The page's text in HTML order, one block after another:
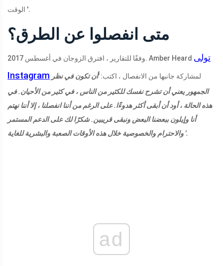
الوقت '.
متى انفصلوا عن الطرق؟
وفقًا للتقارير ، افترق الزوجان في أغسطس 2017. Amber Heard تولى
Instagram
لمشاركة جانبها من الانفصال ، اكتب:'أن تكون في نظر
الجمهور يعني أن تشرح نفسك للكثير من الناس ، في كثير من الأحيان. في
هذه الحالة ، أود أن أبقى أكثر هدوءًا. على الرغم من أننا انفصلنا ، إلا أننا نهتم
أنا وإيلون ببعضنا البعض ونبقى قريبين. شكرًا لك على الدعم المستمر
والاحترام والخصوصية خلال هذه الأوقات الصعبة والبشرية للغاية '.
ad